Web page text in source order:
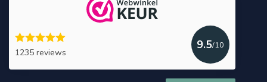
1235 reviews
9.5/10